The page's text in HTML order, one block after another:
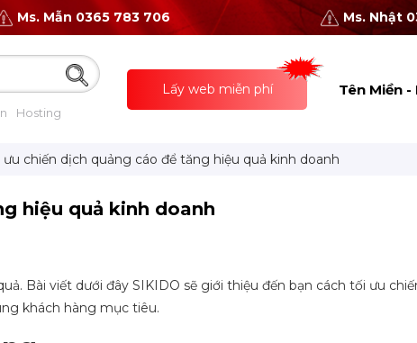
Ms. Mẫn 0365 783 706 Ms. Nhật
Hosting
Lấy web miễn phí Tên Miền
ưu chiến dịch quảng cáo để tăng hiệu quả kinh doanh
hiệu quả kinh doanh
Bài viết dưới đây SIKIDO sẽ giới thiệu đến bạn cách tối ưu
khách hàng mục tiêu.